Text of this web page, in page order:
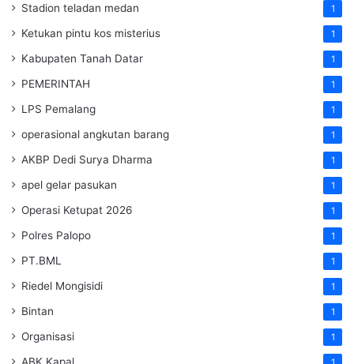
Stadion teladan medan 1
Ketukan pintu kos misterius 1
Kabupaten Tanah Datar 1
PEMERINTAH 1
LPS Pemalang 1
operasional angkutan barang 1
AKBP Dedi Surya Dharma 1
apel gelar pasukan 1
Operasi Ketupat 2026 1
Polres Palopo 1
PT.BML 1
Riedel Mongisidi 1
Bintan 1
Organisasi 1